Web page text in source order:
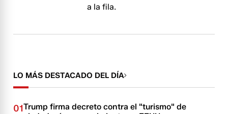
a la fila.
LO MÁS DESTACADO DEL DÍA
01Trump firma decreto contra el "turismo" de